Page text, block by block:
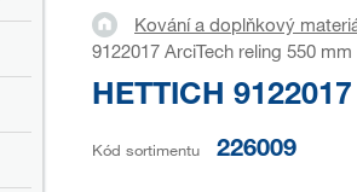
Kování a doplňkový
9122017 ArciTech reling 550
HETTICH
Kód sortimentu 226009